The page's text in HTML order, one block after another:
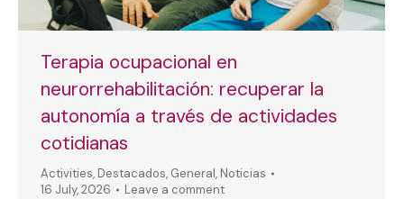
Terapia ocupacional en
neurorrehabilitación: recuperar la
autonomía a través de actividades
cotidianas
Activities, Destacados, General, Noticias
16 July, 2026
Leave a comment